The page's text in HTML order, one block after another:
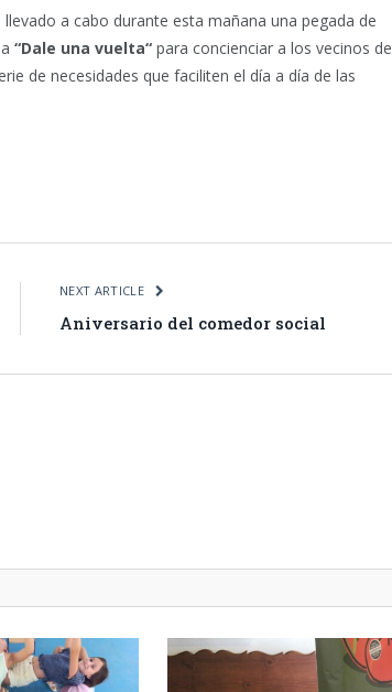
a cabo durante esta mañana una pegada de
“Dale una vuelta“ para concienciar a los vecinos de
de necesidades que faciliten el día a día de las
NEXT ARTICLE
Aniversario del comedor social